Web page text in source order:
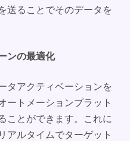
送ることでそのデータを
ンの最適化
タアクティベーションを
ートメーションプラット
ことができます。これに
アルタイムでターゲット